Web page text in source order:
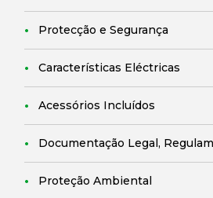
Protecção e Segurança
Características Eléctricas
Acessórios Incluídos
Documentação Legal,
Proteção Ambiental